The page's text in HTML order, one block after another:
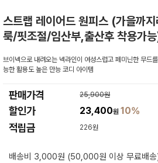
스트랩 레이어드 원피스 (가을까
룩/핏조절/임산부,출산후 착용가
브이넥으로 내려오는 넥라인이 여성스럽고 페미닌한 무드
능한 활용도 높은 만능 코디 아이템
판매가격 25,900원
할인가 23,400원10%
적립금 226원
배송비 3,000원 (50,000원 이상 무료배